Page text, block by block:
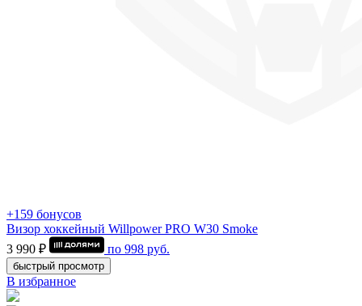
+159 бонусов
Визор хоккейный Willpower PRO W30 Smoke
3 990 ₽
по 998 руб.
быстрый просмотр
В избранное